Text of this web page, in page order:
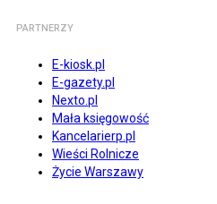
PARTNERZY
E-kiosk.pl
E-gazety.pl
Nexto.pl
Mała księgowość
Kancelarierp.pl
Wieści Rolnicze
Życie Warszawy